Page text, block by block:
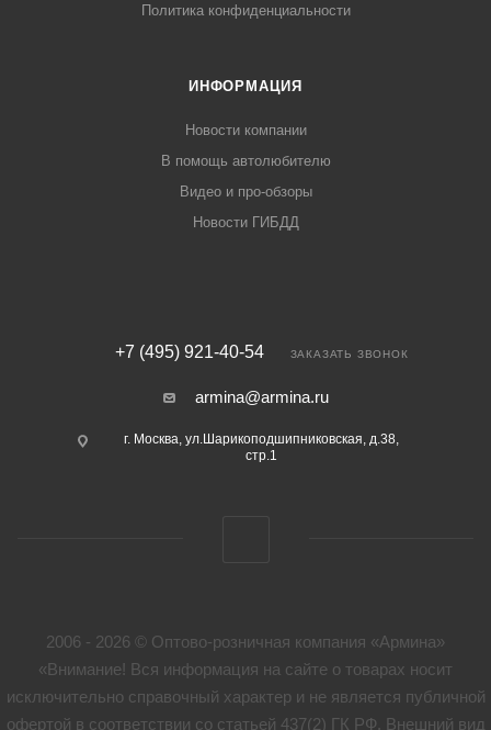
Политика конфиденциальности
ИНФОРМАЦИЯ
Новости компании
В помощь автолюбителю
Видео и про-обзоры
Новости ГИБДД
+7 (495) 921-40-54 ЗАКАЗАТЬ ЗВОНОК
armina@armina.ru
г. Москва, ул.Шарикоподшипниковская, д.38,
стр.1
2006 - 2026 © Оптово-розничная компания «Армина»
«Внимание! Вся информация на сайте о товарах носит
исключительно справочный характер и не является публичной
офертой в соответствии со статьей 437(2) ГК РФ. Внешний вид